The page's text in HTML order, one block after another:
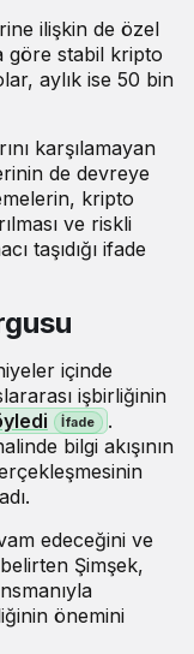
ilişkin de özel
göre stabil kripto
aylık ise 50 bin
karşılamayan
de devreye
kripto
ve riskli
taşıdığı ifade
içinde
işbirliğinin
.
bilgi akışının
edeceğini ve
Şimşek,
önemini